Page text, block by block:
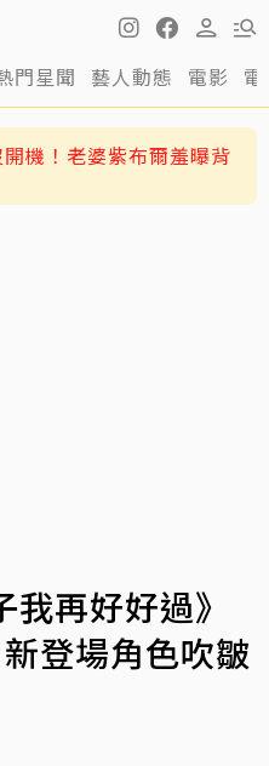
門星聞 藝人動態 電影
機！老婆紫布爾羞曝背
再好好過》
登場角色吹皺